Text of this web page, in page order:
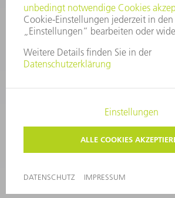
NUTZUNGSBEDINGUNGEN
ALLGEMEINE LIEFER- UND
PRIVATSPHÄRE-